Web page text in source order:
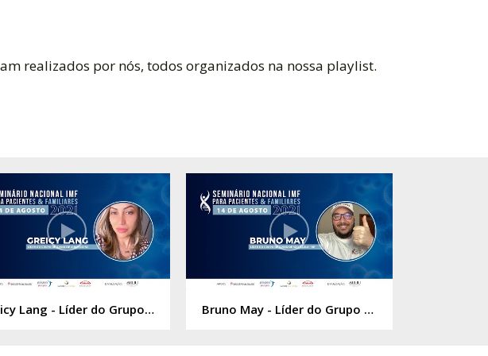
realizados por nós, todos organizados na nossa playlist.
Greicy Lang - Líder do Grupo de Apoio de Chapecó - SC Bruno May - Líder do Grupo de Apoio de São Paulo/SP